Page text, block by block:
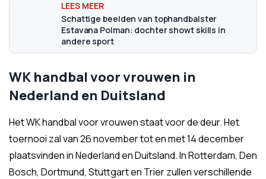
Schattige beelden van tophandbalster
Estavana Polman: dochter showt skills in
andere sport
WK handbal voor vrouwen in
Nederland en Duitsland
Het WK handbal voor vrouwen staat voor de deur. Het
toernooi zal van 26 november tot en met 14 december
plaatsvinden in Nederland en Duitsland. In Rotterdam, Den
Bosch, Dortmund, Stuttgart en Trier zullen verschillende